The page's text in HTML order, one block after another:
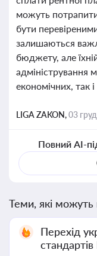
можуть потрапити
бути
залишаються
бюджету, але
адміністрування
економічних, так
LIGA ZAKON,03
Повний AI-
Теми, які можуть
Перехід